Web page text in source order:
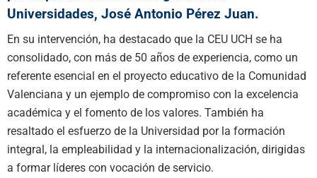
Universidades, José Antonio Pérez Juan.
En su intervención, ha destacado que la CEU UCH se ha
consolidado, con más de 50 años de experiencia, como un
referente esencial en el proyecto educativo de la Comunidad
Valenciana y un ejemplo de compromiso con la excelencia
académica y el fomento de los valores. También ha
resaltado el esfuerzo de la Universidad por la formación
integral, la empleabilidad y la internacionalización, dirigidas
a formar líderes con vocación de servicio.